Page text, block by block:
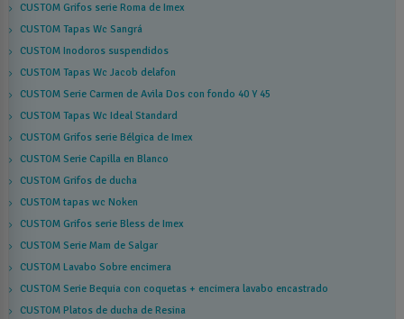
CUSTOM Grifos serie Roma de Imex
CUSTOM Tapas Wc Sangrá
CUSTOM Inodoros suspendidos
CUSTOM Tapas Wc Jacob delafon
CUSTOM Serie Carmen de Avila Dos con fondo 40 Y 45
CUSTOM Tapas Wc Ideal Standard
CUSTOM Grifos serie Bélgica de Imex
CUSTOM Serie Capilla en Blanco
CUSTOM Grifos de ducha
CUSTOM tapas wc Noken
CUSTOM Grifos serie Bless de Imex
CUSTOM Serie Mam de Salgar
CUSTOM Lavabo Sobre encimera
CUSTOM Serie Bequia con coquetas + encimera lavabo encastrado
CUSTOM Platos de ducha de Resina